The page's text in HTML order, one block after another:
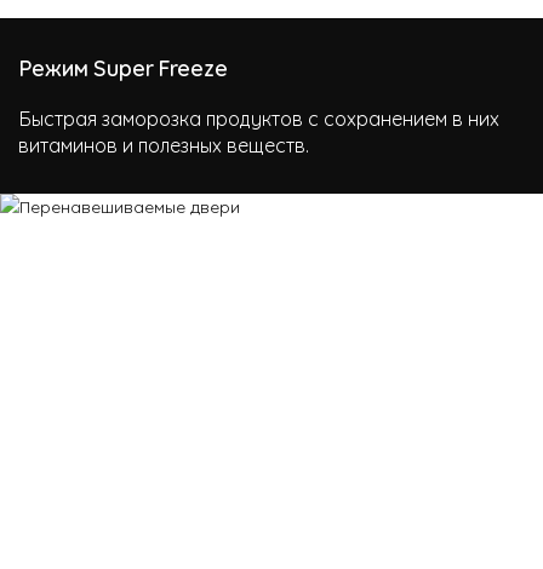
Режим Super Freeze
Быстрая заморозка продуктов с сохранением в них
витаминов и полезных веществ.